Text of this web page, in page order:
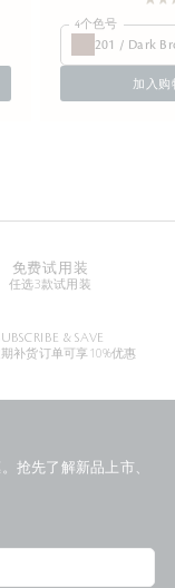
4个色号
201 / Dark
加入购
免费试用装
任选3款试用装
& SAVE
补货订单可享10%优惠
抢先了解新品上市、